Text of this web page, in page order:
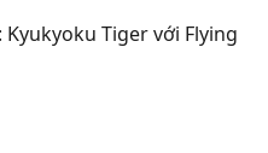
Tiger với Flying